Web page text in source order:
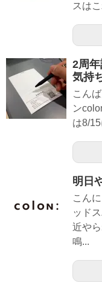
スは
2周
気持
こん
ン
は8/
明日
こん
ッド
近や
鳴...